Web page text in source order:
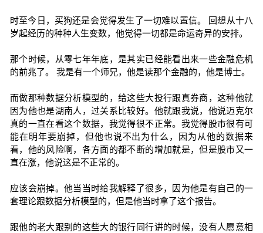
时至今日，买狗还是会觉得发生了一切难以置信。 回想从十八
岁起经历的种种人生变数，他觉得一切都是命运奇异的安排。
那个时候，从零七年年底，是其实已经能看出来一些金融危机
的前兆了。 我是有一个师兄，他是读那个金融的，他是博士。
而做那种数据分析模型的，给这些大投行跟真券商，这种他就
因为他也是湖南人，过关系比较好。他就跟我说，他说迈克尔
真的一直在看这个数据，我觉得很不正常。我觉得股市很有可
能在明年要崩掉，但他也说不出为什么，因为从他的数据来
看，他的风险啊，各方面的都不断的增加就是，但是股市又一
直在涨，他说这是不正常的。
应该会崩掉。他当当时给我解释了很多，因为他是有自己的一
套理论跟数据分析模型的，但是他当时拿了这个报告。
跟他的老大跟别的这些大的银行同行讲的时候，没有人愿意相